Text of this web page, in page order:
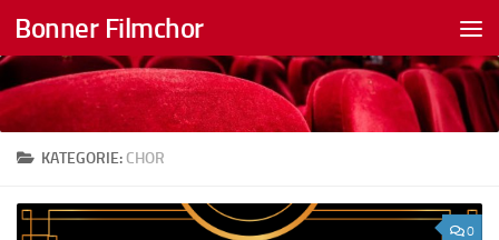
Zum Inhalt springen
Bonner Filmchor
KATEGORIE: CHOR
0